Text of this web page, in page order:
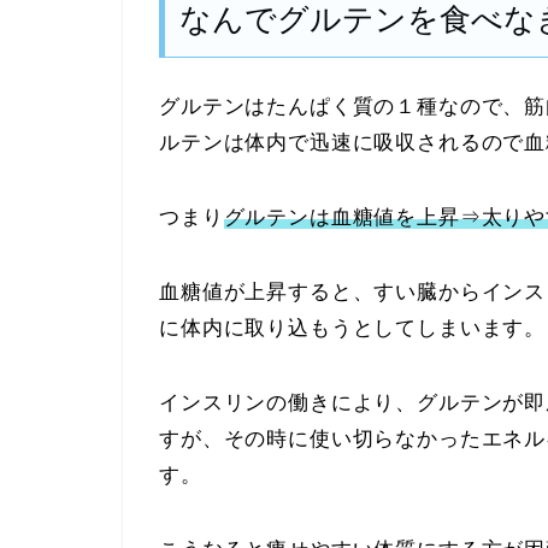
なんでグルテンを食べな
グルテンはたんぱく質の１種なので、
ルテンは体内で迅速に吸収されるので
つまり グルテンは血糖値を上昇⇒太り
血糖値が上昇すると、すい臓からイン
に体内に取り込もうとしてしまいます。
インスリンの働きにより、グルテンが
すが、その時に使い切らなかったエネ
す。